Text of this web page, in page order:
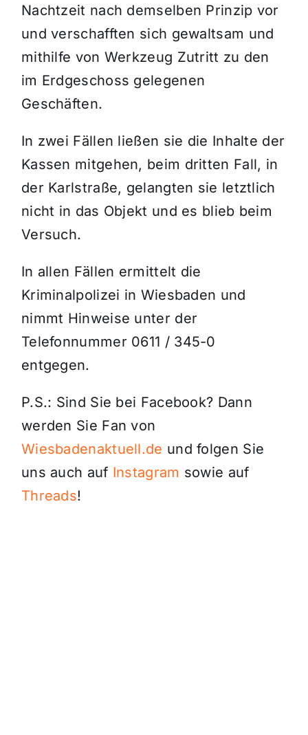
Nachtzeit nach demselben Prinzip vor
und verschafften sich gewaltsam und
mithilfe von Werkzeug Zutritt zu den
im Erdgeschoss gelegenen
Geschäften.
In zwei Fällen ließen sie die Inhalte der
Kassen mitgehen, beim dritten Fall, in
der Karlstraße, gelangten sie letztlich
nicht in das Objekt und es blieb beim
Versuch.
In allen Fällen ermittelt die
Kriminalpolizei in Wiesbaden und
nimmt Hinweise unter der
Telefonnummer 0611 / 345-0
entgegen.
P.S.: Sind Sie bei Facebook? Dann
werden Sie Fan von
Wiesbadenaktuell.de und folgen Sie
uns auch auf Instagram sowie auf
Threads!